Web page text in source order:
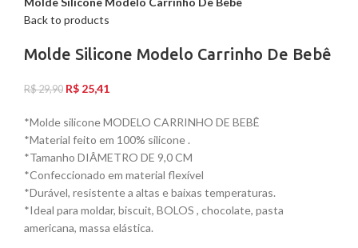
Back to products
Molde Silicone Modelo Carrinho De Bebê
R$29,90 R$ 25,41
*Molde silicone MODELO CARRINHO DE BEBÊ
*Material feito em 100% silicone .
*Tamanho DIÂMETRO DE 9,0 CM
*Confeccionado em material flexível
*Durável, resistente a altas e baixas temperaturas.
*Ideal para moldar, biscuit, BOLOS , chocolate, pasta
americana, massa elástica.